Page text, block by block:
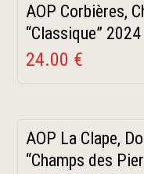
AOP Corbières,
“Classique” 2024
24.00 €
AOP La Clape,
“Champs des